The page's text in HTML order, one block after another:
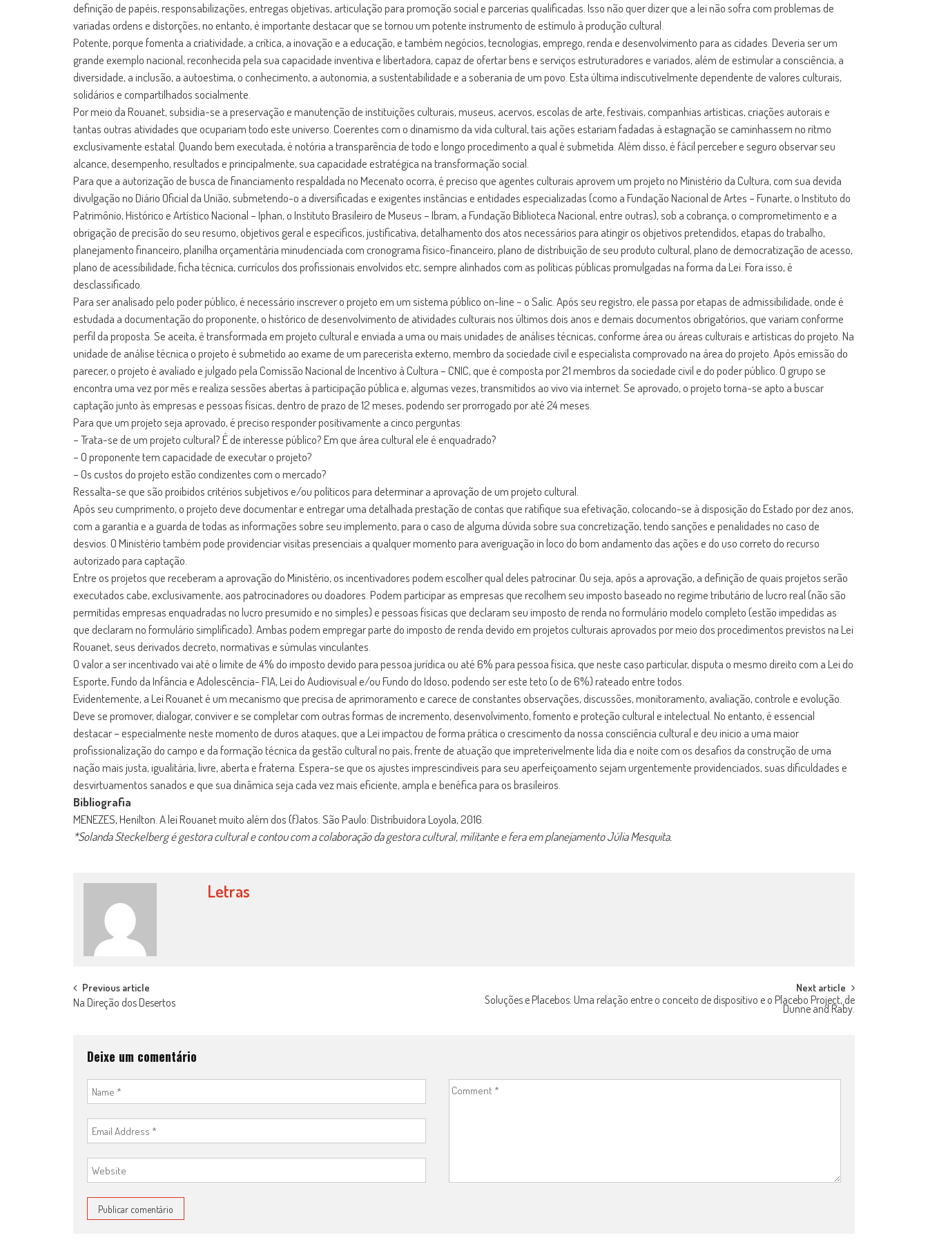
definição de papéis, responsabilizações, entregas objetivas, articulação para promoção social e parcerias qualificadas. Isso não quer dizer que a lei não sofra com problemas de
variadas ordens e distorções, no entanto, é importante destacar que se tornou um potente instrumento de estímulo à produção cultural.
Potente, porque fomenta a criatividade, a crítica, a inovação e a educação, e também negócios, tecnologias, emprego, renda e desenvolvimento para as cidades. Deveria ser um
grande exemplo nacional, reconhecida pela sua capacidade inventiva e libertadora, capaz de ofertar bens e serviços estruturadores e variados, além de estimular a consciência, a
diversidade, a inclusão, a autoestima, o conhecimento, a autonomia, a sustentabilidade e a soberania de um povo. Esta última indiscutivelmente dependente de valores culturais,
solidários e compartilhados socialmente.
Por meio da Rouanet, subsidia-se a preservação e manutenção de instituições culturais, museus, acervos, escolas de arte, festivais, companhias artísticas, criações autorais e
tantas outras atividades que ocupariam todo este universo. Coerentes com o dinamismo da vida cultural, tais ações estariam fadadas à estagnação se caminhassem no ritmo
exclusivamente estatal. Quando bem executada, é notória a transparência de todo e longo procedimento a qual é submetida. Além disso, é fácil perceber e seguro observar seu
alcance, desempenho, resultados e principalmente, sua capacidade estratégica na transformação social.
Para que a autorização de busca de financiamento respaldada no Mecenato ocorra, é preciso que agentes culturais aprovem um projeto no Ministério da Cultura, com sua devida
divulgação no Diário Oficial da União, submetendo-o a diversificadas e exigentes instâncias e entidades especializadas (como a Fundação Nacional de Artes – Funarte, o Instituto do
Patrimônio, Histórico e Artístico Nacional – Iphan, o Instituto Brasileiro de Museus – Ibram, a Fundação Biblioteca Nacional, entre outras), sob a cobrança, o comprometimento e a
obrigação de precisão do seu resumo, objetivos geral e específicos, justificativa, detalhamento dos atos necessários para atingir os objetivos pretendidos, etapas do trabalho,
planejamento financeiro, planilha orçamentária minudenciada com cronograma físico-financeiro, plano de distribuição de seu produto cultural, plano de democratização de acesso,
plano de acessibilidade, ficha técnica, currículos dos profissionais envolvidos etc, sempre alinhados com as políticas públicas promulgadas na forma da Lei. Fora isso, é
desclassificado.
Para ser analisado pelo poder público, é necessário inscrever o projeto em um sistema público on-line – o Salic. Após seu registro, ele passa por etapas de admissibilidade, onde é
estudada a documentação do proponente, o histórico de desenvolvimento de atividades culturais nos últimos dois anos e demais documentos obrigatórios, que variam conforme
perfil da proposta. Se aceita, é transformada em projeto cultural e enviada a uma ou mais unidades de análises técnicas, conforme área ou áreas culturais e artísticas do projeto. Na
unidade de análise técnica o projeto é submetido ao exame de um parecerista externo, membro da sociedade civil e especialista comprovado na área do projeto. Após emissão do
parecer, o projeto é avaliado e julgado pela Comissão Nacional de Incentivo à Cultura – CNIC, que é composta por 21 membros da sociedade civil e do poder público. O grupo se
encontra uma vez por mês e realiza sessões abertas à participação pública e, algumas vezes, transmitidos ao vivo via internet. Se aprovado, o projeto torna-se apto a buscar
captação junto às empresas e pessoas físicas, dentro de prazo de 12 meses, podendo ser prorrogado por até 24 meses.
Para que um projeto seja aprovado, é preciso responder positivamente a cinco perguntas:
– Trata-se de um projeto cultural? É de interesse público? Em que área cultural ele é enquadrado?
– O proponente tem capacidade de executar o projeto?
– Os custos do projeto estão condizentes com o mercado?
Ressalta-se que são proibidos critérios subjetivos e/ou políticos para determinar a aprovação de um projeto cultural.
Após seu cumprimento, o projeto deve documentar e entregar uma detalhada prestação de contas que ratifique sua efetivação, colocando-se à disposição do Estado por dez anos,
com a garantia e a guarda de todas as informações sobre seu implemento, para o caso de alguma dúvida sobre sua concretização, tendo sanções e penalidades no caso de
desvios. O Ministério também pode providenciar visitas presenciais a qualquer momento para averiguação in loco do bom andamento das ações e do uso correto do recurso
autorizado para captação.
Entre os projetos que receberam a aprovação do Ministério, os incentivadores podem escolher qual deles patrocinar. Ou seja, após a aprovação, a definição de quais projetos serão
executados cabe, exclusivamente, aos patrocinadores ou doadores. Podem participar as empresas que recolhem seu imposto baseado no regime tributário de lucro real (não são
permitidas empresas enquadradas no lucro presumido e no simples) e pessoas físicas que declaram seu imposto de renda no formulário modelo completo (estão impedidas as
que declaram no formulário simplificado). Ambas podem empregar parte do imposto de renda devido em projetos culturais aprovados por meio dos procedimentos previstos na Lei
Rouanet, seus derivados decreto, normativas e súmulas vinculantes.
O valor a ser incentivado vai até o limite de 4% do imposto devido para pessoa jurídica ou até 6% para pessoa física, que neste caso particular, disputa o mesmo direito com a Lei do
Esporte, Fundo da Infância e Adolescência- FIA, Lei do Audiovisual e/ou Fundo do Idoso, podendo ser este teto (o de 6%) rateado entre todos.
Evidentemente, a Lei Rouanet é um mecanismo que precisa de aprimoramento e carece de constantes observações, discussões, monitoramento, avaliação, controle e evolução.
Deve se promover, dialogar, conviver e se completar com outras formas de incremento, desenvolvimento, fomento e proteção cultural e intelectual. No entanto, é essencial
destacar – especialmente neste momento de duros ataques, que a Lei impactou de forma prática o crescimento da nossa consciência cultural e deu início a uma maior
profissionalização do campo e da formação técnica da gestão cultural no país, frente de atuação que impreterivelmente lida dia e noite com os desafios da construção de uma
nação mais justa, igualitária, livre, aberta e fraterna. Espera-se que os ajustes imprescindíveis para seu aperfeiçoamento sejam urgentemente providenciados, suas dificuldades e
desvirtuamentos sanados e que sua dinâmica seja cada vez mais eficiente, ampla e benéfica para os brasileiros.
Bibliografia
MENEZES, Henilton. A lei Rouanet muito além dos (f)atos. São Paulo: Distribuidora Loyola, 2016.
*Solanda Steckelberg é gestora cultural e contou com a colaboração da gestora cultural, militante e fera em planejamento Júlia Mesquita.
Letras
Post
navigation
Previous article
Na Direção dos Desertos
Next article
Soluções e Placebos: Uma relação entre o conceito de dispositivo e o Placebo Project, de
Dunne and Raby.
Deixe um comentário